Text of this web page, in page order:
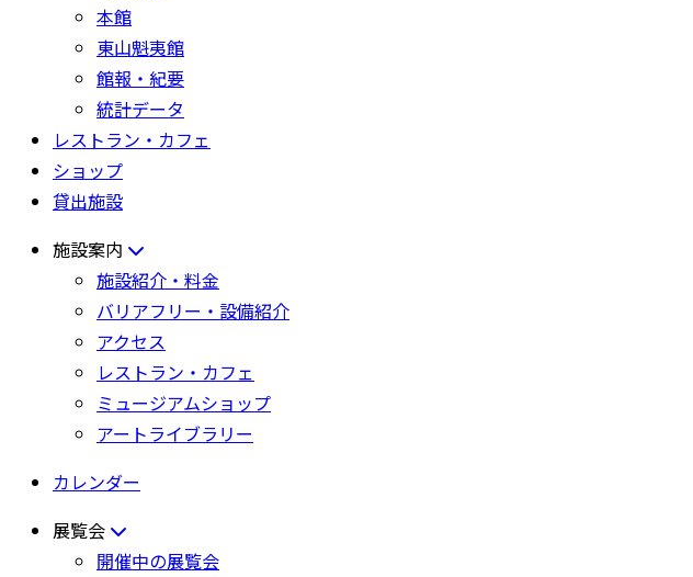
本館
東山魁夷館
館報・紀要
統計データ
レストラン・カフェ
ショップ
貸出施設
施設案内
施設紹介・料金
バリアフリー・設備紹介
アクセス
レストラン・カフェ
ミュージアムショップ
アートライブラリー
カレンダー
展覧会
開催中の展覧会